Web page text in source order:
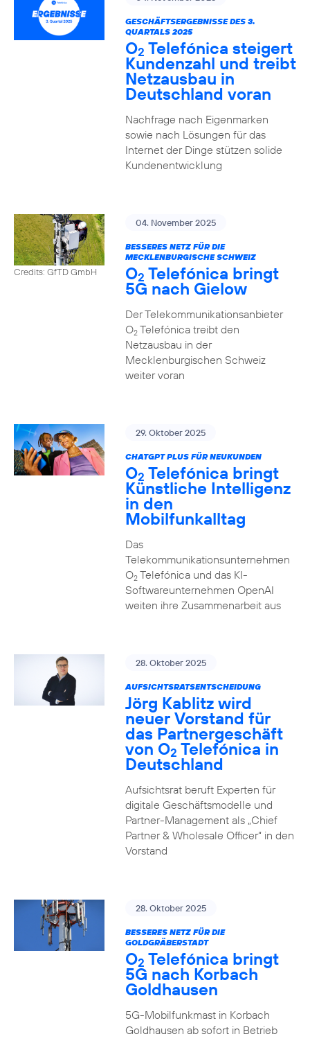
GESCHÄFTSERGEBNISSE DES 3.
QUARTALS 2025
O2 Telefónica steigert
Kundenzahl und treibt
Netzausbau in
Deutschland voran
Nachfrage nach Eigenmarken
sowie nach Lösungen für das
Internet der Dinge stützen solide
Kundenentwicklung
Credits: GfTD GmbH
04. November 2025
BESSERES NETZ FÜR DIE
MECKLENBURGISCHE SCHWEIZ
O2 Telefónica bringt
5G nach Gielow
Der Telekommunikationsanbieter
O2Telefónica treibt den
Netzausbau in der
Mecklenburgischen Schweiz
weiter voran
29. Oktober 2025
CHATGPT PLUS FÜR NEUKUNDEN
O2 Telefónica bringt
Künstliche Intelligenz
in den
Mobilfunkalltag
Das
Telekommunikationsunternehmen
O2Telefónica und das KI-
Softwareunternehmen OpenAI
weiten ihre Zusammenarbeit aus
28. Oktober 2025
AUFSICHTSRATSENTSCHEIDUNG
Jörg Kablitz wird
neuer Vorstand für
das Partnergeschäft
von O2 Telefónica in
Deutschland
Aufsichtsrat beruft Experten für
digitale Geschäftsmodelle und
Partner-Management als „Chief
Partner & Wholesale Officer“ in den
Vorstand
28. Oktober 2025
BESSERES NETZ FÜR DIE
GOLDGRÄBERSTADT
O2 Telefónica bringt
5G nach Korbach
Goldhausen
5G-Mobilfunkmast in Korbach
Goldhausen ab sofort in Betrieb